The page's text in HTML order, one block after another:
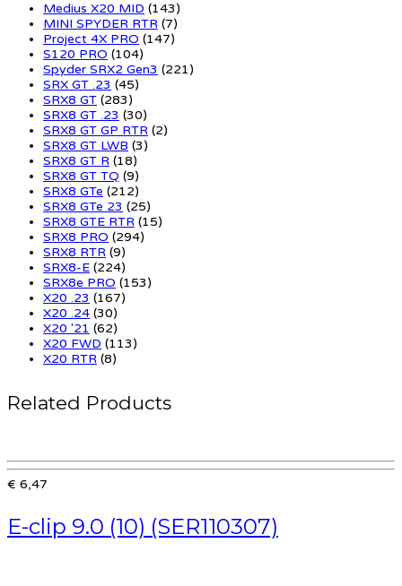
Medius X20 MID (143)
MINI SPYDER RTR (7)
Project 4X PRO (147)
S120 PRO (104)
Spyder SRX2 Gen3 (221)
SRX GT .23 (45)
SRX8 GT (283)
SRX8 GT .23 (30)
SRX8 GT GP RTR (2)
SRX8 GT LWB (3)
SRX8 GT R (18)
SRX8 GT TQ (9)
SRX8 GTe (212)
SRX8 GTe 23 (25)
SRX8 GTE RTR (15)
SRX8 PRO (294)
SRX8 RTR (9)
SRX8-E (224)
SRX8e PRO (153)
X20 .23 (167)
X20 .24 (30)
X20 '21 (62)
X20 FWD (113)
X20 RTR (8)
Related Products
€ 6,47
E-clip 9.0 (10) (SER110307)